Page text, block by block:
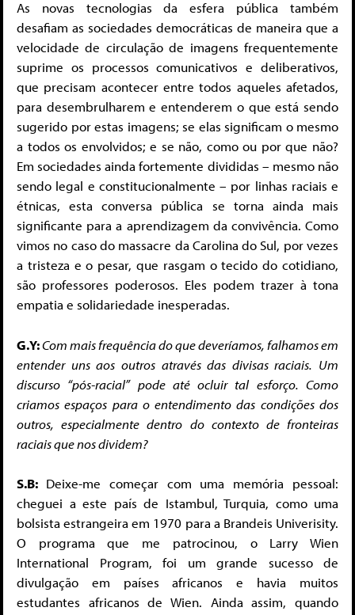
As novas tecnologias da esfera pública também
desafiam as sociedades democráticas de maneira que a
velocidade de circulação de imagens frequentemente
suprime os processos comunicativos e deliberativos,
que precisam acontecer entre todos aqueles afetados,
para desembrulharem e entenderem o que está sendo
sugerido por estas imagens; se elas significam o mesmo
a todos os envolvidos; e se não, como ou por que não?
Em sociedades ainda fortemente divididas – mesmo não
sendo legal e constitucionalmente – por linhas raciais e
étnicas, esta conversa pública se torna ainda mais
significante para a aprendizagem da convivência. Como
vimos no caso do massacre da Carolina do Sul, por vezes
a tristeza e o pesar, que rasgam o tecido do cotidiano,
são professores poderosos. Eles podem trazer à tona
empatia e solidariedade inesperadas.
G.Y:Com mais frequência do que deveríamos, falhamos em
entender uns aos outros através das divisas raciais. Um
discurso “pós-racial” pode até ocluir tal esforço. Como
criamos espaços para o entendimento das condições dos
outros, especialmente dentro do contexto de fronteiras
raciais que nos dividem?
S.B: Deixe-me começar com uma memória pessoal:
cheguei a este país de Istambul, Turquia, como uma
bolsista estrangeira em 1970 para a Brandeis Univerisity.
O programa que me patrocinou, o Larry Wien
International Program, foi um grande sucesso de
divulgação em países africanos e havia muitos
estudantes africanos de Wien. Ainda assim, quando